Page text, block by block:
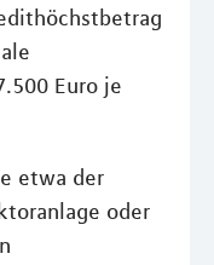
Euro je
etwa der
oder